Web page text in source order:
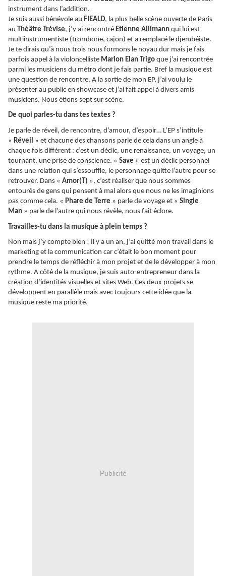
instrument dans l’addition.
Je suis aussi bénévole au FIEALD, la plus belle scène ouverte de Paris
au Théâtre Trévise, j’y ai rencontré Etienne Allimann qui lui est
multiinstrumentiste (trombone, cajon) et a remplacé le djembéiste.
Je te dirais qu’à nous trois nous formons le noyau dur mais je fais
parfois appel à la violoncelliste Marion Elan Trigo que j’ai rencontrée
parmi les musiciens du métro dont je fais partie. Bref la musique est
une question de rencontre. A la sortie de mon EP, j’ai voulu le
présenter au public en showcase et j’ai fait appel à divers amis
musiciens. Nous étions sept sur scène.
De quoi parles-tu dans tes textes ?
Je parle de réveil, de rencontre, d’amour, d’espoir… L’EP s’intitule
« Réveil » et chacune des chansons parle de cela dans un angle à
chaque fois différent : c’est un déclic, une renaissance, un voyage, un
tournant, une prise de conscience. « Save » est un déclic personnel
dans une relation qui s’essouffle, le personnage quitte l’autre pour se
retrouver. Dans « Amor(T) », c’est réaliser que nous sommes
entourés de gens qui pensent à mal alors que nous ne les imaginions
pas comme cela. « Phare de Terre » parle de voyage et « Single
Man » parle de l’autre qui nous révèle, nous fait éclore.
Travailles-tu dans la musique à plein temps ?
Non mais j’y compte bien ! Il y a un an, j’ai quitté mon travail dans le
marketing et la communication car c’était le bon moment pour
prendre le temps de réfléchir à mon projet et de le développer à mon
rythme. A côté de la musique, je suis auto-entrepreneur dans la
création d’identités visuelles et sites Web. Ces deux projets se
développent en parallèle mais avec toujours cette idée que la
musique reste ma priorité.
Publicité